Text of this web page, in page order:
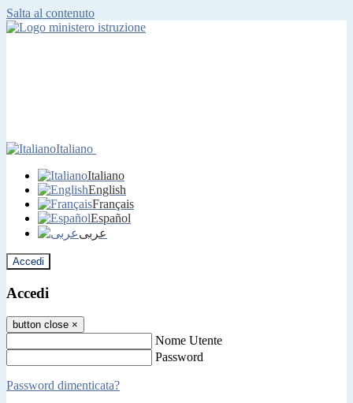
Salta al contenuto
Italiano
Italiano
English
Français
Español
عربى
Accedi
Accedi
button close ×
Nome Utente
Password
Password dimenticata?